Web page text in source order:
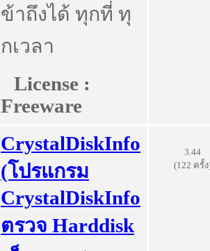
ข้าถึงได้ ทุกที่ ทุ
กเวลา
License :
Freeware
CrystalDiskInfo
(โปรแกรม
CrystalDiskInfo
ตรวจ Harddisk
3.44
(122 ครั้ง